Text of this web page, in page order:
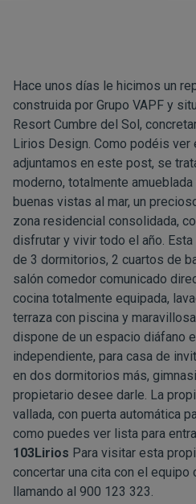
Hace unos días le hicimos un
construida por Grupo VAPF y
Resort Cumbre del Sol,
Lirios Design. Como podéis ver
adjuntamos en este post, se
moderno, totalmente
buenas vistas al mar, un
zona residencial consolidada,
disfrutar y vivir todo el año.
de 3 dormitorios, 2 cuartos de
salón comedor comunicado
cocina totalmente equipada,
terraza con piscina y
dispone de un espacio diáfano
independiente, para casa de
en dos dormitorios más,
propietario desee darle. La
vallada, con puerta automática
como puedes ver lista para
103Lirios Para visitar esta
concertar una cita con el equipo
llamando al 900 123 323.